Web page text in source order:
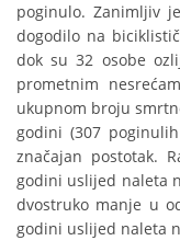
poginulo. Zanimljiv
dogodilo na
dok su 32 osobe
prometnim
ukupnom broju
godini (307
značajan postotak.
godini uslijed naleta
dvostruko manje u
godini uslijed naleta